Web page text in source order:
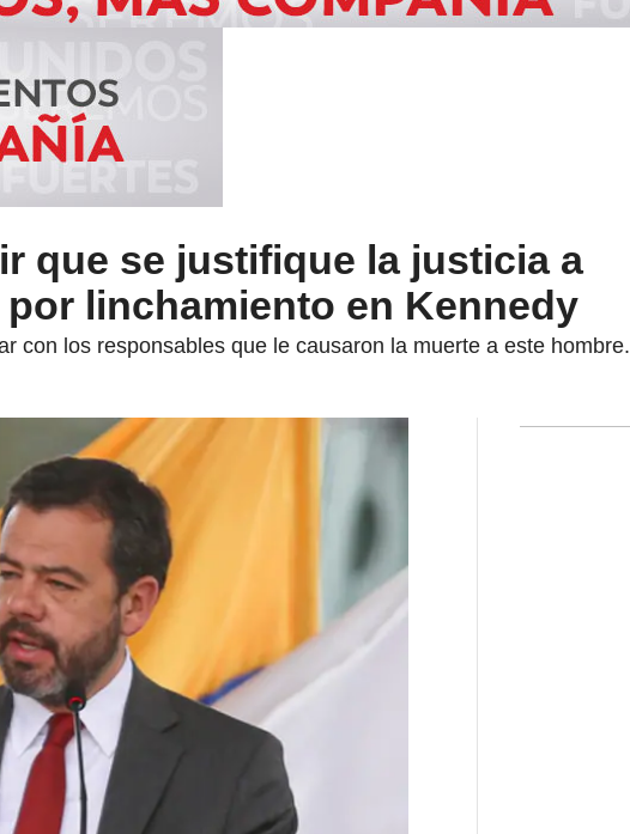
que se justifique la justicia a
linchamiento en Kennedy
con los responsables que le causaron la muerte a este hombre.